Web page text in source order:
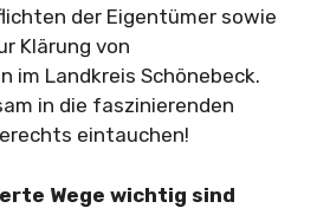
der Eigentümer sowie
Klärung von
im Landkreis Schönebeck.
in die faszinierenden
eintauchen!
Wege wichtig sind